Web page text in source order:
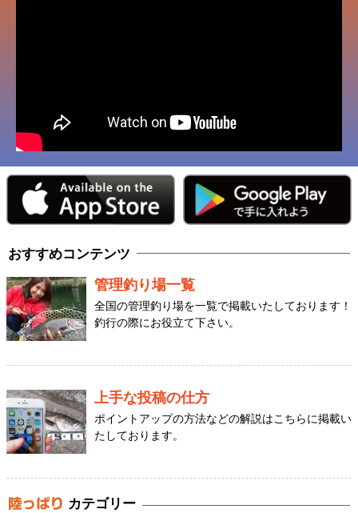
おすすめコンテンツ
管理釣り場一覧
全国の管理釣り場を一覧で掲載いたしております！
釣行の際にお役立て下さい。
上手な投稿の仕方
ポイントアップの方法などの解説はこちらに掲載い
たしております。
カテゴリー